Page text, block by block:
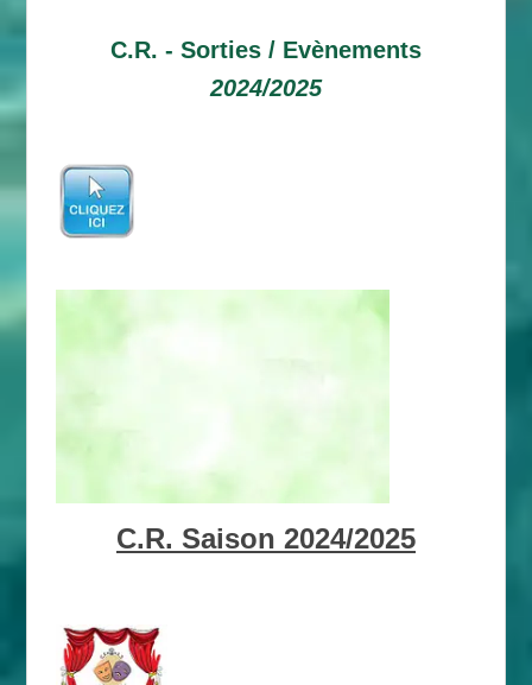
C.R. - Sorties / Evènements
2024/2025
C.R. Saison 2024/2025